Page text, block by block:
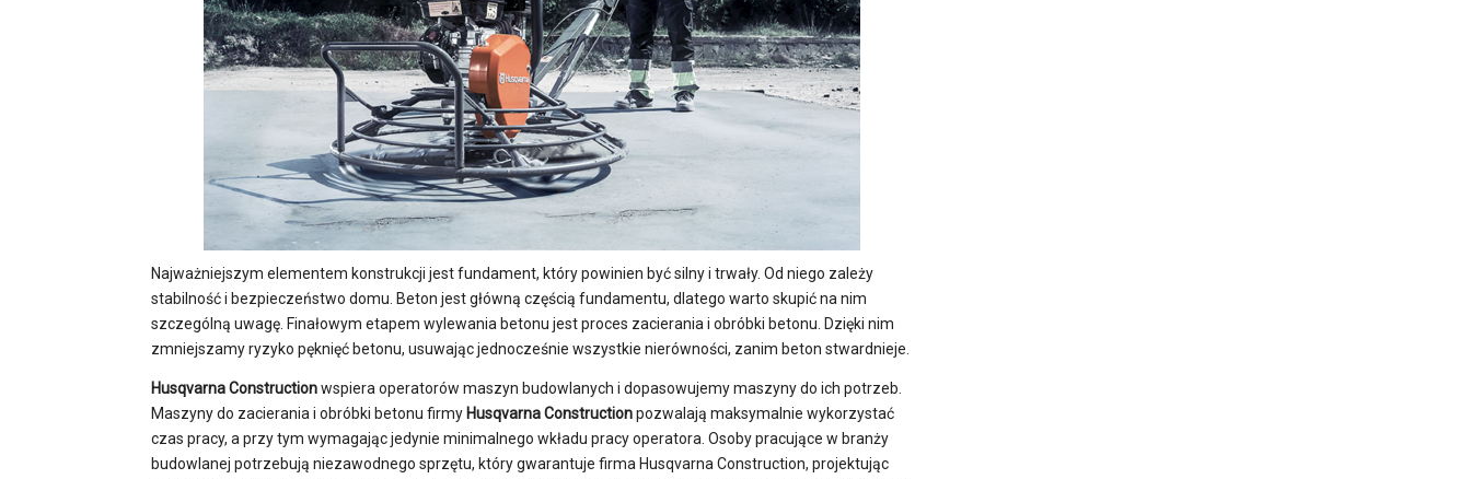
Najważniejszym elementem konstrukcji jest fundament, który powinien być silny i trwały. Od niego zależy
stabilność i bezpieczeństwo domu. Beton jest główną częścią fundamentu, dlatego warto skupić na nim
szczególną uwagę. Finałowym etapem wylewania betonu jest proces zacierania i obróbki betonu. Dzięki nim
zmniejszamy ryzyko pęknięć betonu, usuwając jednocześnie wszystkie nierówności, zanim beton stwardnieje.
Husqvarna Constructionwspiera operatorów maszyn budowlanych i dopasowujemy maszyny do ich potrzeb.
Maszyny do zacierania i obróbki betonu firmy Husqvarna Constructionpozwalają maksymalnie wykorzystać
czas pracy, a przy tym wymagając jedynie minimalnego wkładu pracy operatora. Osoby pracujące w branży
budowlanej potrzebują niezawodnego sprzętu, który gwarantuje firma Husqvarna Construction, projektując